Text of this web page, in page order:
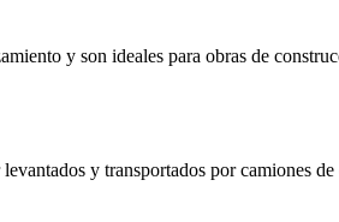
y son ideales para obras de
y transportados por camiones